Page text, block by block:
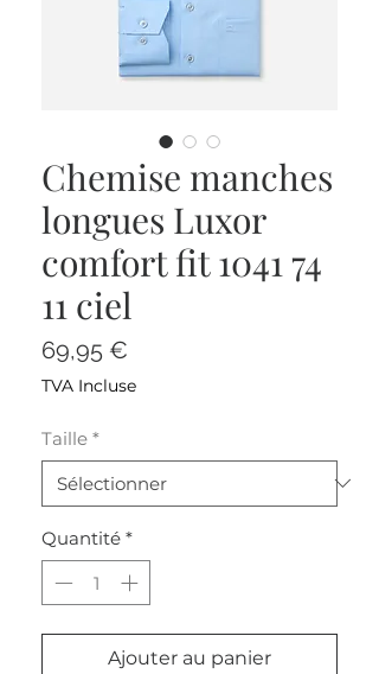
Chemise manches
longues Luxor
comfort fit 1041 74
11 ciel
69,95 €
TVA Incluse
Taille *
Quantité *
Ajouter au panier